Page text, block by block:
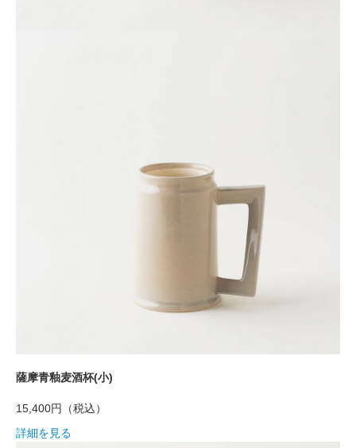
薩摩青釉麦酒杯(小)
15,400円
（税込）
詳細を見る